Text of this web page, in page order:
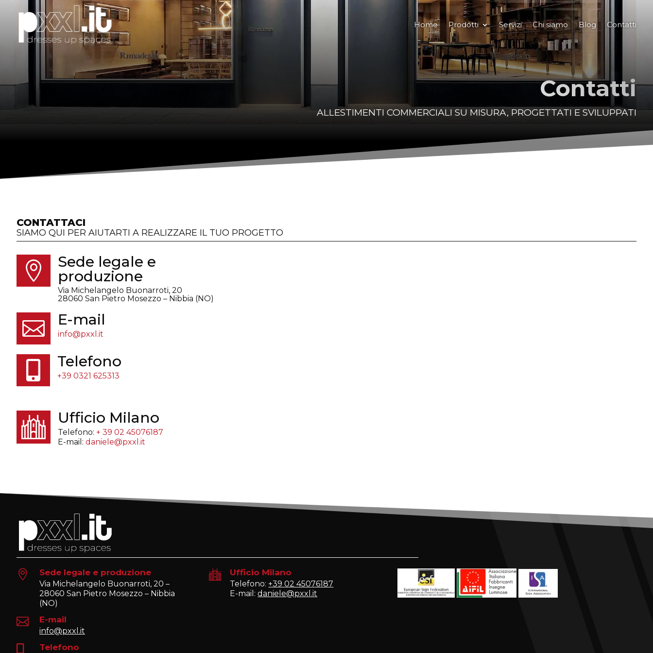
Home Prodotti Servizi Chi siamo Blog Contatti
Contatti
ALLESTIMENTI COMMERCIALI SU MISURA, PROGETTATI E SVILUPPATI
CONTATTACI
SIAMO QUI PER AIUTARTI A REALIZZARE IL TUO PROGETTO

Sede legale e
produzione
Via Michelangelo Buonarroti, 20
28060 San Pietro Mosezzo – Nibbia (NO)
 E-mail
info@pxxl.it
 Telefono
+39 0321 625313
Ufficio Milano
Telefono: + 39 02 45076187
E-mail: daniele@pxxl.it
 Sede legale e produzione
Via Michelangelo Buonarroti, 20 –
28060 San Pietro Mosezzo – Nibbia
(NO)
 E-mail
info@pxxl.it
Telefono
Ufficio Milano
Telefono:+39 02 45076187
E-mail:daniele@pxxl.it